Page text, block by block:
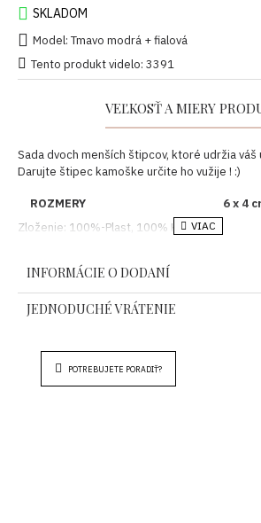
VEĽKOSŤ A MIERY
Sada dvoch menších štipcov, ktoré udržia váš
Darujte štipec kamoške určite ho vužije ! :)
ROZMERY
6 x 4
Zloženie: 100%-Plast, 100% Kov
INFORMÁCIE O DODANÍ
JEDNODUCHÉ VRÁTENIE
POTREBUJETE PORADIŤ?
SKLADOM
Model: Tmavo modrá + fialová
Tento produkt videlo: 3391